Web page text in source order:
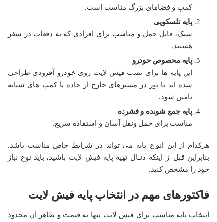
کمپ و فضاهای بزرگ مناسب است.
پایه تلسکوپی
سبک، قابل حمل و مناسب برای افرادی که به دفعات در سفر
هستند.
پایه مخصوص خودرو
این پایه ها برای نصب فیش لایت روی خودرو آفرودی طراحی
شده اند تا نور در مسیرهای خارج از جاده یا کمپ های شبانه
تامین شود.
پایه جمع شونده و فشرده
مناسب برای حمل ونقل آسان و استفاده سریع.
هرکدام از این انواع پایه می تواند در شرایط خاص مناسب باشد.
بنابراین قبل از اینکه دنبال تهیه پایه فیش لایت باشید، باید نوع نیاز
خود را مشخص کنید.
فاکتورهای مهم در انتخاب پایه فیش لایت
انتخاب پایه مناسب برای فیش لایت تنها به قیمت و ظاهر آن محدود